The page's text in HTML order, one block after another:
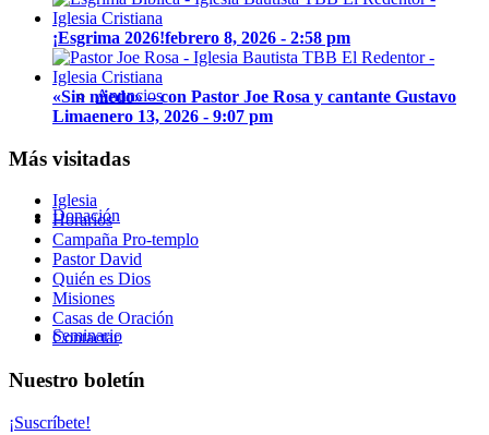
Anuncios
Donación
Seminario
¡Esgrima 2026!febrero 8, 2026 - 2:58 pm
«Sin miedo» – con Pastor Joe Rosa y cantante Gustavo
Limaenero 13, 2026 - 9:07 pm
Más visitadas
Iglesia
Horarios
Campaña Pro-templo
Pastor David
Quién es Dios
Misiones
Casas de Oración
Contactar
Nuestro boletín
¡Suscríbete!